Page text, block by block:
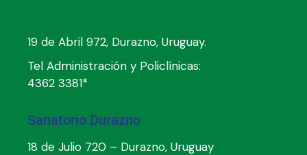
19 de Abril 972, Durazno, Uruguay.
Tel Administración y Policlínicas:
4362 3381*
Sanatorio Durazno
18 de Julio 720 – Durazno, Uruguay